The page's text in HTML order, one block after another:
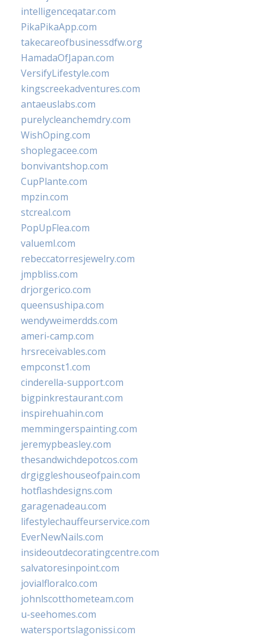
intelligenceqatar.com
PikaPikaApp.com
takecareofbusinessdfw.org
HamadaOfJapan.com
VersifyLifestyle.com
kingscreekadventures.com
antaeuslabs.com
purelycleanchemdry.com
WishOping.com
shoplegacee.com
bonvivantshop.com
CupPlante.com
mpzin.com
stcreal.com
PopUpFlea.com
valueml.com
rebeccatorresjewelry.com
jmpbliss.com
drjorgerico.com
queensushipa.com
wendyweimerdds.com
ameri-camp.com
hrsreceivables.com
empconst1.com
cinderella-support.com
bigpinkrestaurant.com
inspirehuahin.com
memmingerspainting.com
jeremypbeasley.com
thesandwichdepotcos.com
drgiggleshouseofpain.com
hotflashdesigns.com
garagenadeau.com
lifestylechauffeurservice.com
EverNewNails.com
insideoutdecoratingcentre.com
salvatoresinpoint.com
jovialfloralco.com
johnlscotthometeam.com
u-seehomes.com
watersportslagonissi.com